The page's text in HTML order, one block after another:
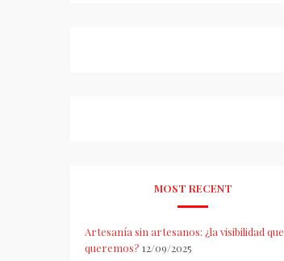
MOST RECENT
Artesanía sin artesanos: ¿la visibilidad que
queremos? 12/09/2025